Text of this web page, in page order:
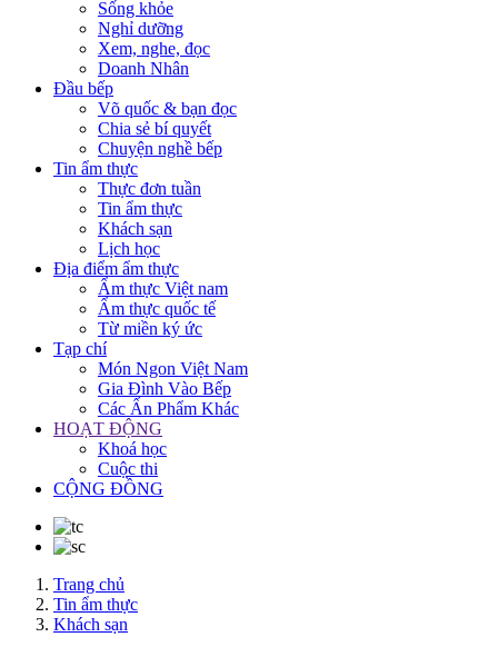
Sống khỏe
Nghỉ dưỡng
Xem, nghe, đọc
Doanh Nhân
Đầu bếp
Võ quốc & bạn đọc
Chia sẻ bí quyết
Chuyện nghề bếp
Tin ẩm thực
Thực đơn tuần
Tin ẩm thực
Khách sạn
Lịch học
Địa điểm ẩm thực
Ẩm thực Việt nam
Ẩm thực quốc tế
Từ miền ký ức
Tạp chí
Món Ngon Việt Nam
Gia Đình Vào Bếp
Các Ấn Phẩm Khác
HOẠT ĐỘNG
Khoá học
Cuộc thi
CỘNG ĐỒNG
Trang chủ
Tin ẩm thực
Khách sạn